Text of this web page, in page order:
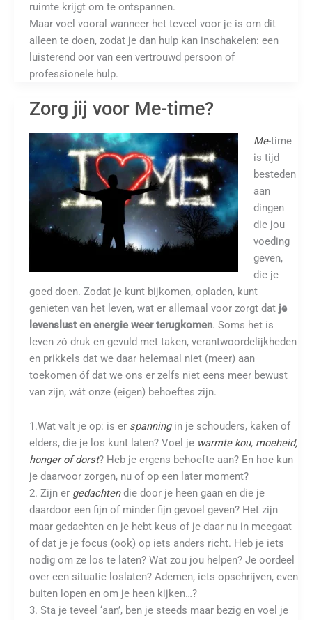
ruimte krijgt om te ontspannen.
Maar voel vooral wanneer het teveel voor je is om dit
alleen te doen, zodat je dan hulp kan inschakelen: een
luisterend oor van een vertrouwd persoon of
professionele hulp.
Zorg jij voor Me-time?
Me-time
is tijd
besteden
aan
dingen
die jou
voeding
geven,
die je
goed doen. Zodat je kunt bijkomen, opladen, kunt
genieten van het leven, wat er allemaal voor zorgt dat je
levenslust en energie weer terugkomen. Soms het is
leven zó druk en gevuld met taken, verantwoordelijkheden
en prikkels dat we daar helemaal niet (meer) aan
toekomen óf dat we ons er zelfs niet eens meer bewust
van zijn, wát onze (eigen) behoeftes zijn.
1.Wat valt je op: is er spanning in je schouders, kaken of
elders, die je los kunt laten? Voel je warmte kou, moeheid,
honger of dorst? Heb je ergens behoefte aan? En hoe kun
je daarvoor zorgen, nu of op een later moment?
2. Zijn er gedachtendie door je heen gaan en die je
daardoor een fijn of minder fijn gevoel geven? Het zijn
maar gedachten en je hebt keus of je daar nu in meegaat
of dat je je focus (ook) op iets anders richt. Heb je iets
nodig om ze los te laten? Wat zou jou helpen? Je oordeel
over een situatie loslaten? Ademen, iets opschrijven, even
buiten lopen en om je heen kijken…?
3. Sta je teveel ‘aan’, ben je steeds maar bezig en voel je